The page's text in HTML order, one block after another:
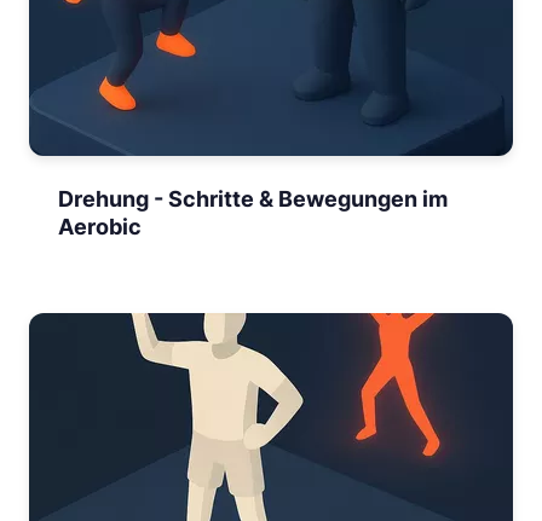
Drehung - Schritte & Bewegungen im
Aerobic